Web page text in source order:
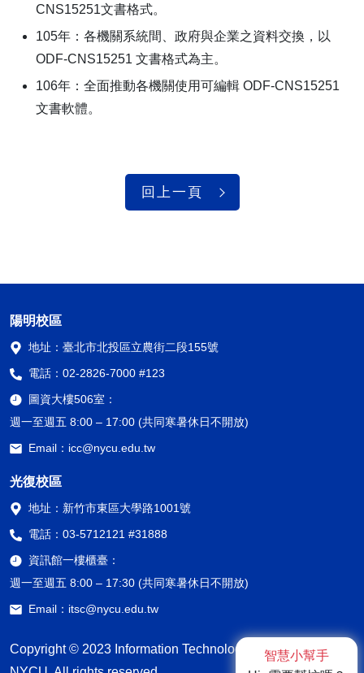
CNS15251文書格式。
105年：各機關系統間、政府與企業之資料交換，以
ODF-CNS15251 文書格式為主。
106年：全面推動各機關使用可編輯 ODF-CNS15251
文書軟體。
回上一頁
陽明校區
地址： 臺北市北投區立農街二段155號
電話： 02-2826-7000 #123
圖資大樓506室：
週一至週五 8:00 – 17:00 (共同寒暑休日不開放)
Email： icc@nycu.edu.tw
光復校區
地址： 新竹市東區大學路1001號
電話： 03-5712121 #31888
資訊館一樓櫃臺：
週一至週五 8:00 – 17:30 (共同寒暑休日不開放)
Email： itsc@nycu.edu.tw
Copyright © 2023 Information Technology Service Center,
智慧小幫手